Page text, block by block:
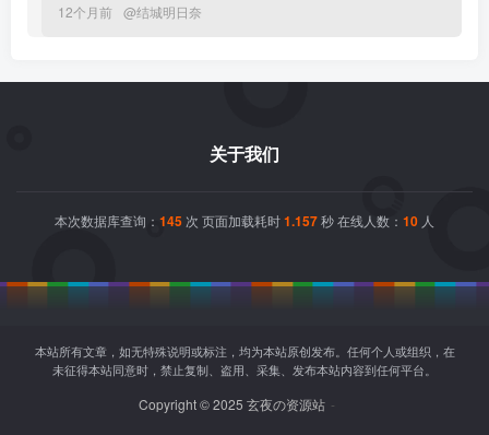
12个月前 @结城明日奈
关于我们
本次数据库查询： 145 次 页面加载耗时1.157秒 在线人数： 10 人
本站所有文章，如无特殊说明或标注，均为本站原创发布。任何个人或组织，在
未征得本站同意时，禁止复制、盗用、采集、发布本站内容到任何平台。
Copyright © 2025 玄夜の资源站 -